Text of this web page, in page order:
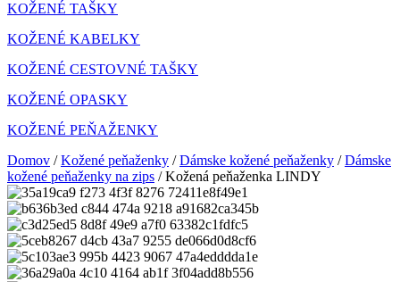
KOŽENÉ TAŠKY
KOŽENÉ KABELKY
KOŽENÉ CESTOVNÉ TAŠKY
KOŽENÉ OPASKY
KOŽENÉ PEŇAŽENKY
Domov /Kožené peňaženky /Dámske kožené peňaženky /Dámske
kožené peňaženky na zips / Kožená peňaženka LINDY